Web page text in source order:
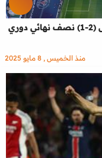
ملخص مباراة باريس سان جيرمان وارسنال (2-1) نصف نهائي دوري
منذ الخميس , 8 مايو 2025